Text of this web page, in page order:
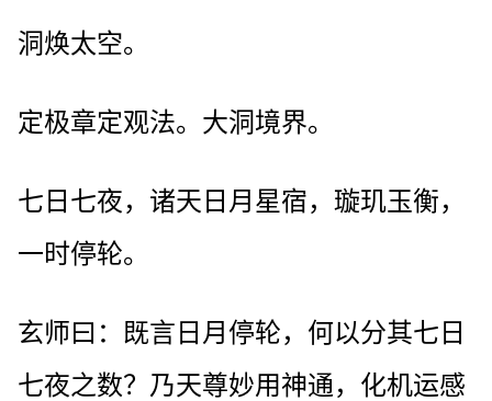
洞焕太空。
定极章定观法。大洞境界。
七日七夜，诸天日月星宿，璇玑玉衡，
一时停轮。
玄师曰：既言日月停轮，何以分其七日
七夜之数？乃天尊妙用神通，化机运感